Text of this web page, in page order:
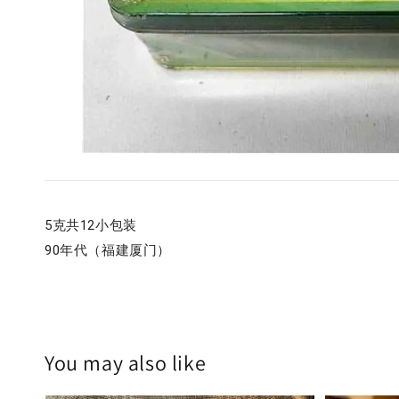
5克共12小包装
90年代（福建厦门）
You may also like